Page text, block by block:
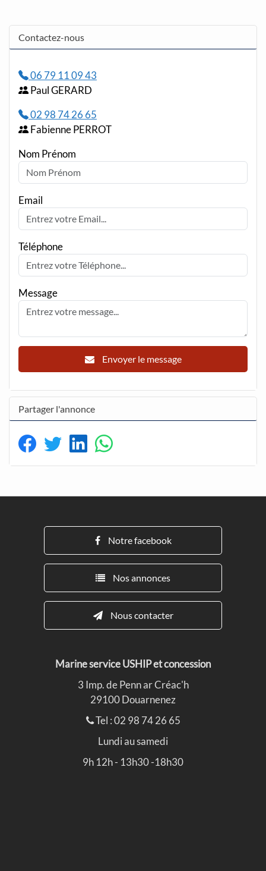
Contactez-nous
06 79 11 09 43
Paul GERARD
02 98 74 26 65
Fabienne PERROT
Nom Prénom
Email
Téléphone
Message
Envoyer le message
Partager l'annonce
Notre facebook
Nos annonces
Nous contacter
Marine service USHIP et concession
3 Imp. de Penn ar Créac'h
29100 Douarnenez
Tel : 02 98 74 26 65
Lundi au samedi
9h 12h - 13h30 -18h30